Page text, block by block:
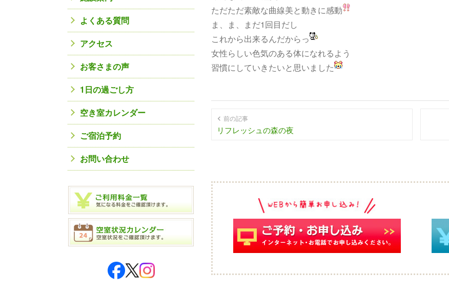
ただただ素敵な曲線美と動きに感動
ま、ま、まだ1回目だし
これから出来るんだからっ
女性らしい色気のある体になれるよう
習慣にしていきたいと思いました
前の記事
リフレッシュの森の夜
よくある質問
アクセス
お客さまの声
1日の過ごし方
空き室カレンダー
ご宿泊予約
お問い合わせ